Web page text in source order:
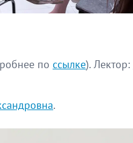
по ссылке). Лектор:
.